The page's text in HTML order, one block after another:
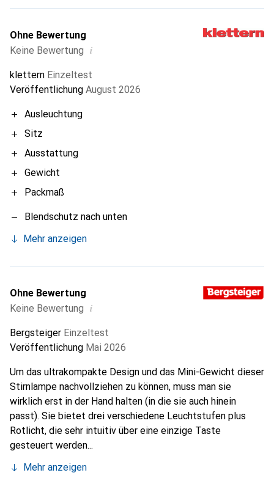
Ohne Bewertung
Keine Bewertung i
klettern Einzeltest
Veröffentlichung August 2026
Ausleuchtung
Sitz
Ausstattung
Gewicht
Packmaß
Blendschutz nach unten
Mehr anzeigen
Ohne Bewertung
Keine Bewertung i
Bergsteiger Einzeltest
Veröffentlichung Mai 2026
Um das ultrakompakte Design und das Mini-Gewicht dieser
Stirnlampe nachvollziehen zu können, muss man sie
wirklich erst in der Hand halten (in die sie auch hinein
passt). Sie bietet drei verschiedene Leuchtstufen plus
Rotlicht, die sehr intuitiv über eine einzige Taste
gesteuert werden...
Mehr anzeigen